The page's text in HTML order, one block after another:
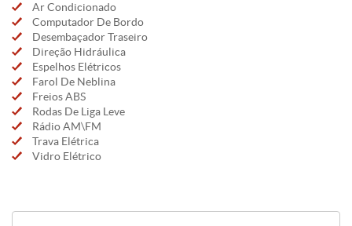
Ar Condicionado
Computador De Bordo
Desembaçador Traseiro
Direção Hidráulica
Espelhos Elétricos
Farol De Neblina
Freios ABS
Rodas De Liga Leve
Rádio AM\FM
Trava Elétrica
Vidro Elétrico